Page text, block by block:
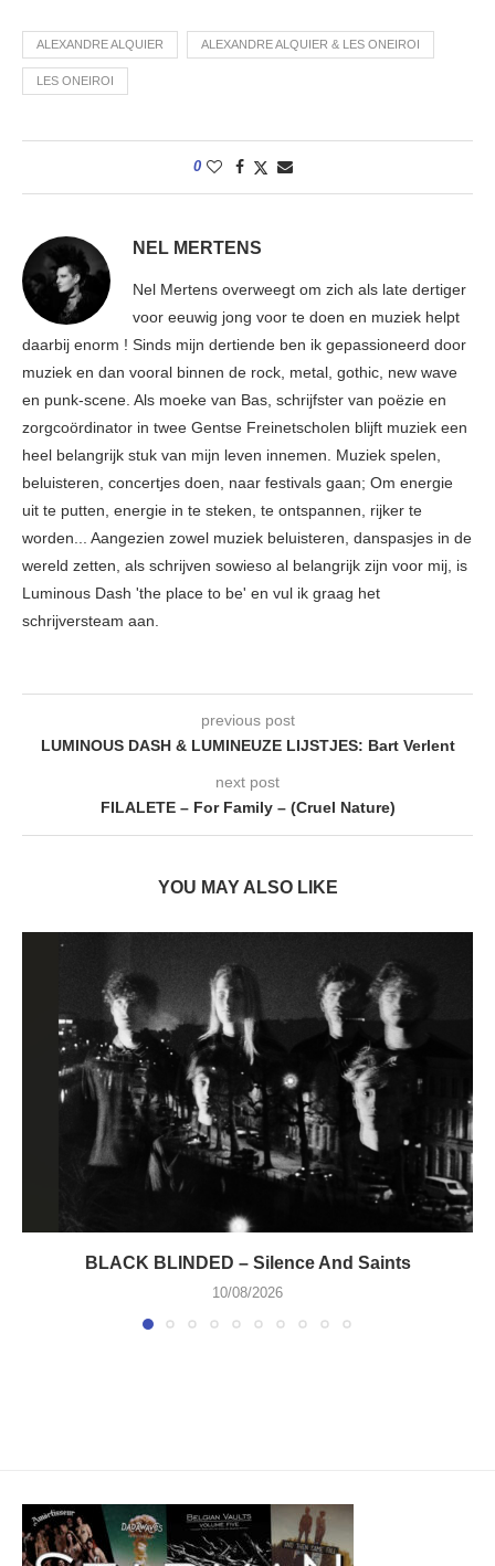
ALEXANDRE ALQUIER ALEXANDRE ALQUIER & LES ONEIROI
LES ONEIROI
0
NEL MERTENS
Nel Mertens overweegt om zich als late dertiger
voor eeuwig jong voor te doen en muziek helpt
daarbij enorm ! Sinds mijn dertiende ben ik gepassioneerd door
muziek en dan vooral binnen de rock, metal, gothic, new wave
en punk-scene. Als moeke van Bas, schrijfster van poëzie en
zorgcoördinator in twee Gentse Freinetscholen blijft muziek een
heel belangrijk stuk van mijn leven innemen. Muziek spelen,
beluisteren, concertjes doen, naar festivals gaan; Om energie
uit te putten, energie in te steken, te ontspannen, rijker te
worden... Aangezien zowel muziek beluisteren, danspasjes in de
wereld zetten, als schrijven sowieso al belangrijk zijn voor mij, is
Luminous Dash 'the place to be' en vul ik graag het
schrijversteam aan.
previous post
LUMINOUS DASH & LUMINEUZE LIJSTJES: Bart Verlent
next post
FILALETE – For Family – (Cruel Nature)
YOU MAY ALSO LIKE
BLACK BLINDED – Silence And Saints
10/08/2026